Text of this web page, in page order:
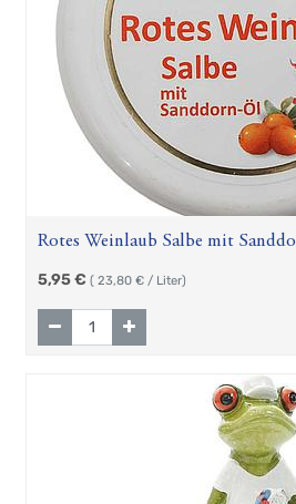
Rotes Weinlaub Salbe mit
5,95€ ( 23,80 € / Liter)